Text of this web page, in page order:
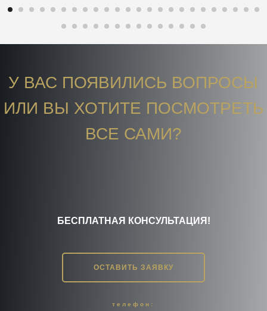
телефон:
У ВАС ПОЯВИЛИСЬ ВОПРОСЫ
ИЛИ ВЫ ХОТИТЕ ПОСМОТРЕТЬ
ВСЕ САМИ?
БЕСПЛАТНАЯ КОНСУЛЬТАЦИЯ!
ОСТАВИТЬ ЗАЯВКУ